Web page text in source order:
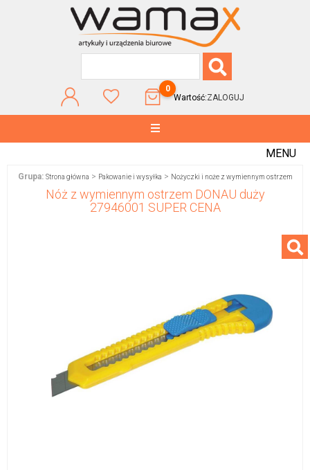
0
Wartość:ZALOGUJ
MENU
Grupa: Strona główna > Pakowanie i wysyłka > Nożyczki i noże z wymiennym ostrzem
Nóż z wymiennym ostrzem DONAU duży
27946001 SUPER CENA